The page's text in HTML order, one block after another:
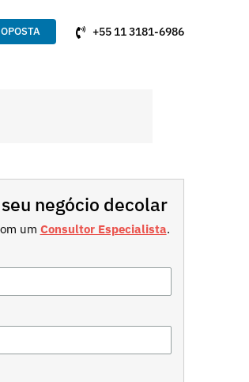
+55 11 3181-6986
negócio decolar
um Consultor Especialista.